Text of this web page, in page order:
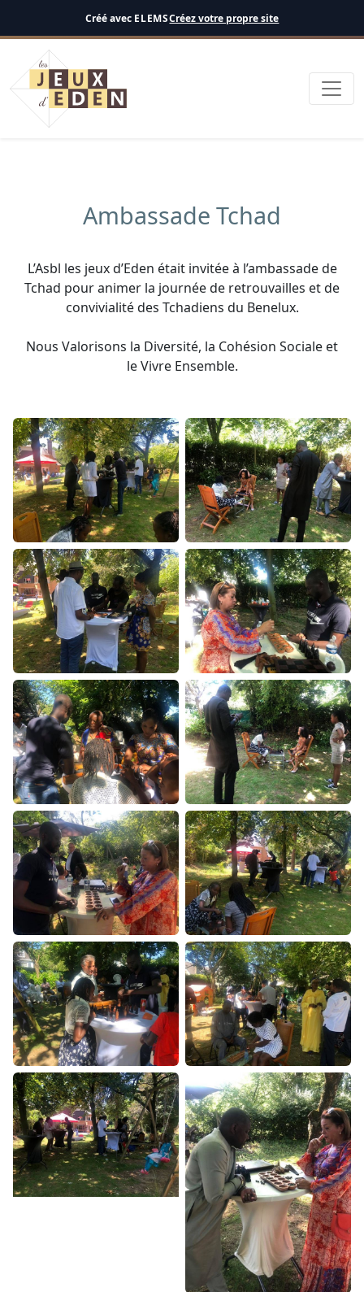
Créé avec ELEMSCréez votre propre site
Français
Ambassade Tchad
L’Asbl les jeux d’Eden était invitée à l’ambassade de
Tchad pour animer la journée de retrouvailles et de
convivialité des Tchadiens du Benelux.
Nous Valorisons la Diversité, la Cohésion Sociale et
le Vivre Ensemble.